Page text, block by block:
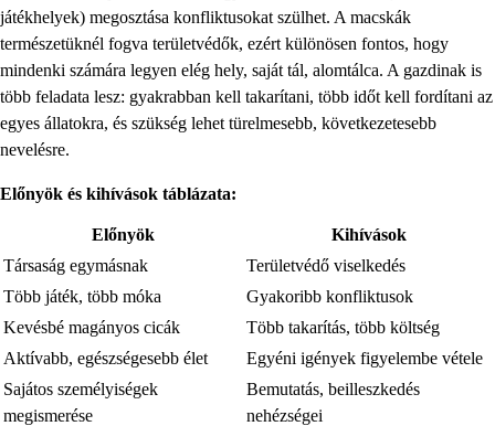
játékhelyek) megosztása konfliktusokat szülhet. A macskák
természetüknél fogva területvédők, ezért különösen fontos, hogy
mindenki számára legyen elég hely, saját tál, alomtálca. A gazdinak is
több feladata lesz: gyakrabban kell takarítani, több időt kell fordítani az
egyes állatokra, és szükség lehet türelmesebb, következetesebb
nevelésre.
Előnyök és kihívások táblázata:
Előnyök
Kihívások
Társaság egymásnak
Területvédő viselkedés
Több játék, több móka
Gyakoribb konfliktusok
Kevésbé magányos cicák
Több takarítás, több költség
Aktívabb, egészségesebb élet
Egyéni igények figyelembe vétele
Sajátos személyiségek
megismerése
Bemutatás, beilleszkedés
nehézségei